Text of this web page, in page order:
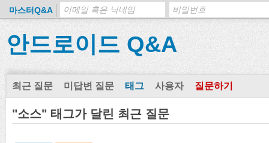
마스터Q&A
안드로이드 Q&A
최근 질문 미답변 질문 태그 사용자 질문하기
"소스" 태그가 달린 최근 질문